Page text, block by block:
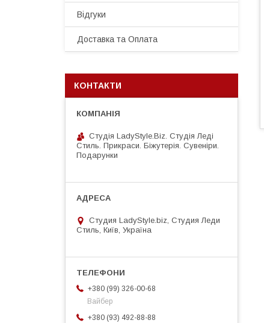
Відгуки
Доставка та Оплата
КОНТАКТИ
Студія LadyStyle.Biz. Студія Леді
Стиль. Прикраси. Біжутерія. Сувеніри.
Подарунки
Студия LadyStyle.biz, Студия Леди
Стиль, Київ, Україна
+380 (99) 326-00-68
Вайбер
+380 (93) 492-88-88